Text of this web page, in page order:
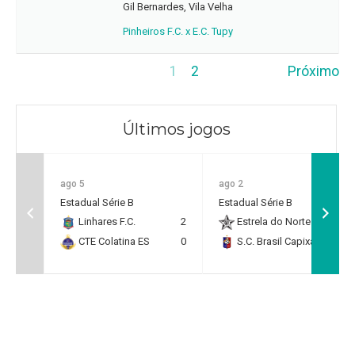
Gil Bernardes, Vila Velha
Pinheiros F.C. x E.C. Tupy
1 2 Próximo
Últimos jogos
ago 5
Estadual Série B
Linhares F.C.
2
CTE Colatina ES
0
ago 2
Estadual Série B
Estrela do Norte F.C.
S.C. Brasil Capixaba